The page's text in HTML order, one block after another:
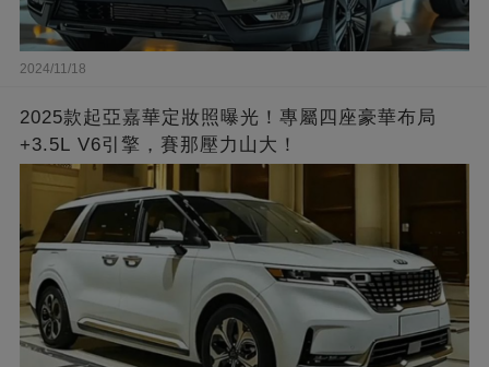
2024/11/18
2025款起亞嘉華定妝照曝光！專屬四座豪華布局
+3.5L V6引擎，賽那壓力山大！